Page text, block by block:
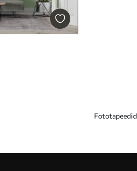
Fototapeedid